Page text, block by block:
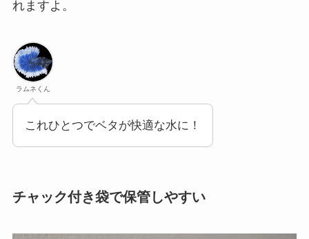
れますよ。
ラムネくん
これひとつでベタが快適な水に！
チャック付き袋で保管しやすい